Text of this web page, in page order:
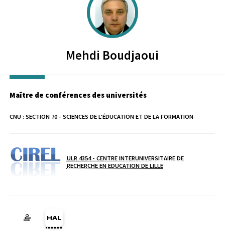
Mehdi Boudjaoui
Maître de conférences des universités
CNU : SECTION 70 - SCIENCES DE L'ÉDUCATION ET DE LA FORMATION
Laboratoire / équipe
ULR 4354 - CENTRE INTERUNIVERSITAIRE DE
RECHERCHE EN EDUCATION DE LILLE
HAL mehdi-boudjaoui (Ouverture dans une nouvelle fenêtre)